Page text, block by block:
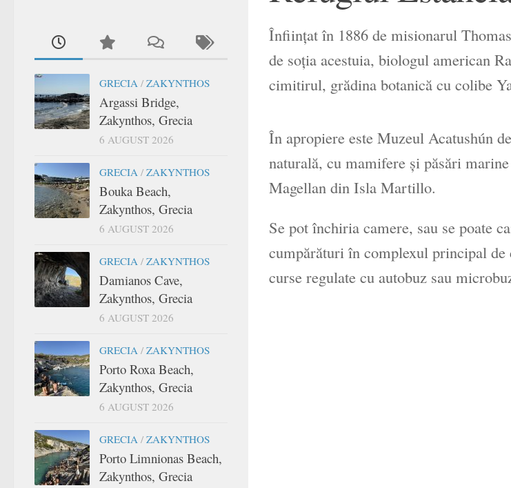
Înfiinţat în 1886 de misionarul
de soţia acestuia, biologul american
cimitirul, grădina botanică cu colibe
În apropiere este Muzeul Acatushún
naturală, cu mamifere şi păsări
Magellan din Isla Martillo.
Se pot închiria camere, sau se poate
cumpărături în complexul principal
curse regulate cu autobuz sau
GRECIA / ZAKYNTHOS
Argassi Bridge,
Zakynthos, Grecia
6 AUGUST 2026
GRECIA / ZAKYNTHOS
Bouka Beach,
Zakynthos, Grecia
6 AUGUST 2026
GRECIA / ZAKYNTHOS
Damianos Cave,
Zakynthos, Grecia
6 AUGUST 2026
GRECIA / ZAKYNTHOS
Porto Roxa Beach,
Zakynthos, Grecia
6 AUGUST 2026
GRECIA / ZAKYNTHOS
Porto Limnionas Beach,
Zakynthos, Grecia